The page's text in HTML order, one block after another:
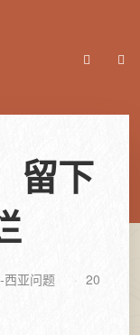
留下
西亚问题
20